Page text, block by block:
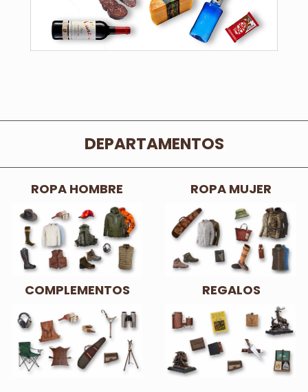
DEPARTAMENTOS
ROPA HOMBRE ROPA MUJER
COMPLEMENTOS REGALOS